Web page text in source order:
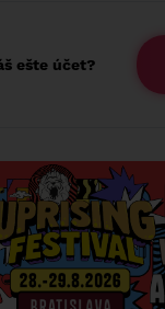
ešte účet?